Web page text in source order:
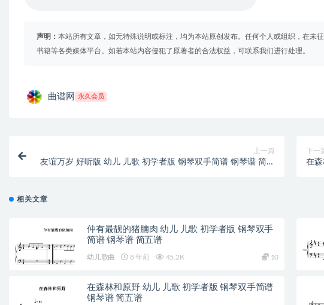
声明： 本站所有文章，如无特殊说明或标注，均为本站原创发布。任何个人或组织，在未
书籍等各类媒体平台。如若本站内容侵犯了原著者的合法权益，可联系我们进行处理。
曲谱网 永久会员
上一篇
友谊万岁 好听版 幼儿 儿歌 初学者版 钢琴双手简谱 钢琴谱 简五
下一
在
相关文章
仲有最靓的猪腩肉 幼儿 儿歌 初学者版 钢琴双手
简谱 钢琴谱 简五谱
幼儿歌曲 8 年前 45.2K 10
在森林和原野 幼儿 儿歌 初学者版 钢琴双手简谱
钢琴谱 简五谱